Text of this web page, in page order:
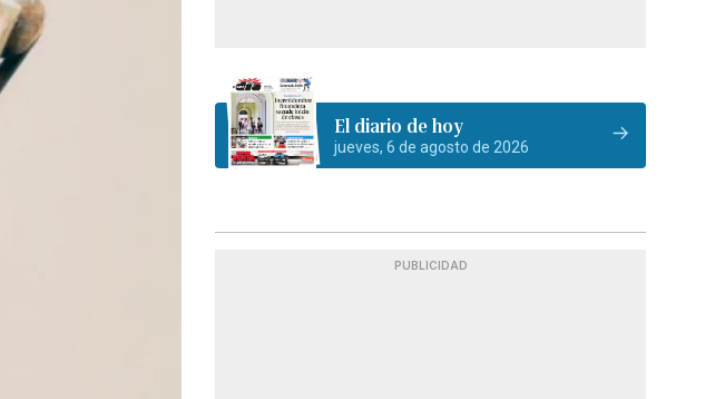
El diario de hoy
jueves, 6 de agosto de 2026
PUBLICIDAD